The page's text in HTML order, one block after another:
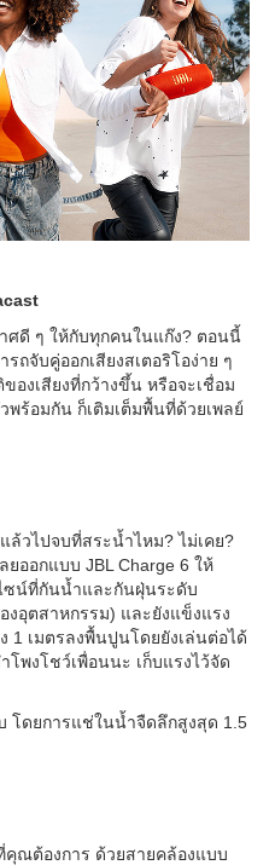
ศดี ๆ ให้กับทุกคนในแก๊ง? ตอนนี้
ถจับคู่ออกเสียงสเตอริโอง่าย ๆ
องเสียงที่กว้างขึ้น หรือจะเชื่อม
พร้อมกัน ก็เติมเต็มพื้นที่ด้วยเพลย์
ล้วไปจบที่สระน้ำไหม? ไม่เคย?
ยออกแบบ JBL Charge 6 ให้
น์ที่กันน้ำและกันฝุ่นระดับ
อุตสาหกรรม) และยังแข็งแรง
1 เมตรลงพื้นปูนโดยยังเล่นต่อได้
พงโชว์เพื่อนนะ เก็บแรงไว้จัด
โดยการแช่ในน้ำจืดลึกสูงสุด 1.5
ณต้องการ ด้วยสายคล้องแบบ